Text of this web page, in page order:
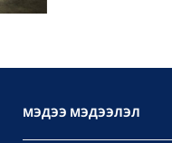
МЭДЭЭ МЭДЭЭЛЭЛ